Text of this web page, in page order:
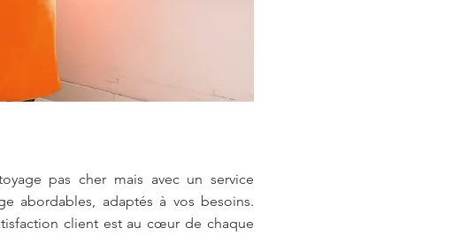
pas cher mais avec un service
abordables, adaptés à vos besoins.
client est au cœur de chaque